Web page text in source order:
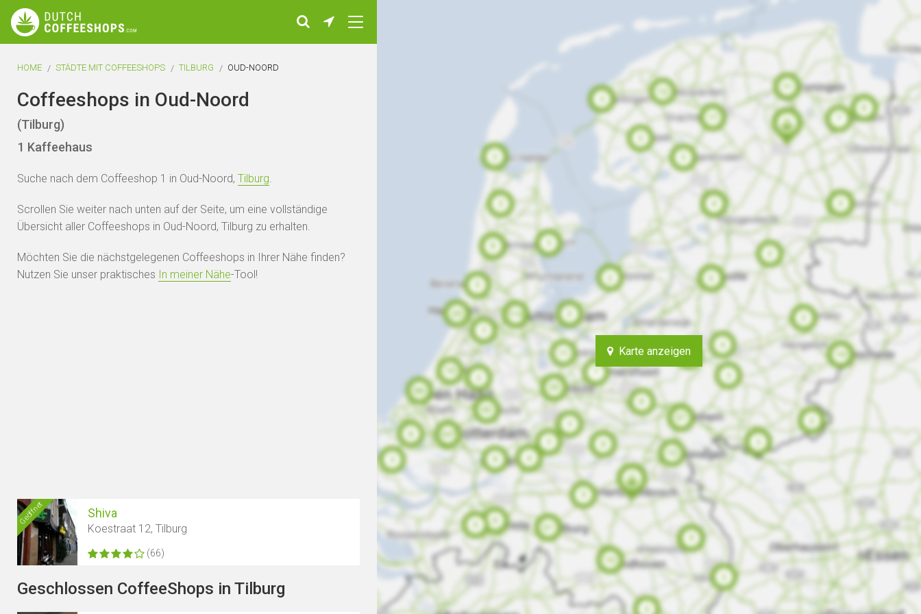
Karte anzeigen
HOME STÄDTE MIT COFFEESHOPS TILBURG OUD-NOORD
Coffeeshops in Oud-Noord
(Tilburg)
1 Kaffeehaus
Suche nach dem Coffeeshop 1 in Oud-Noord, Tilburg.
Scrollen Sie weiter nach unten auf der Seite, um eine vollständige
Übersicht aller Coffeeshops in Oud-Noord, Tilburg zu erhalten.
Möchten Sie die nächstgelegenen Coffeeshops in Ihrer Nähe finden?
Nutzen Sie unser praktisches In meiner Nähe-Tool!
Geöffnet Shiva
Koestraat 12, Tilburg
(66)
Geschlossen CoffeeShops in Tilburg